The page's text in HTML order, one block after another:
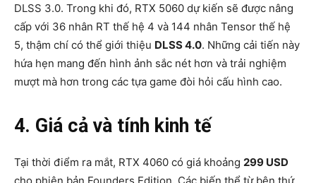
DLSS 3.0. Trong khi đó, RTX 5060 dự kiến sẽ được nâng
cấp với 36 nhân RT thế hệ 4 và 144 nhân Tensor thế hệ
5, thậm chí có thể giới thiệu DLSS 4.0. Những cải tiến này
hứa hẹn mang đến hình ảnh sắc nét hơn và trải nghiệm
mượt mà hơn trong các tựa game đòi hỏi cấu hình cao.
4. Giá cả và tính kinh tế
Tại thời điểm ra mắt, RTX 4060 có giá khoảng 299 USD